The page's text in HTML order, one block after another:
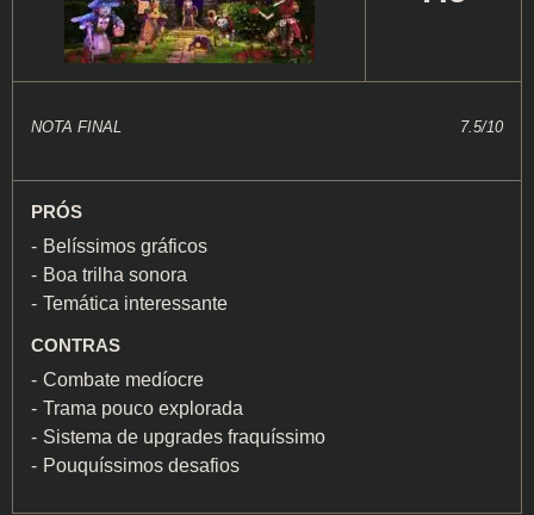
NOTA FINAL 7.5/10
PRÓS
Belíssimos gráficos
Boa trilha sonora
Temática interessante
CONTRAS
Combate medíocre
Trama pouco explorada
Sistema de upgrades fraquíssimo
Pouquíssimos desafios